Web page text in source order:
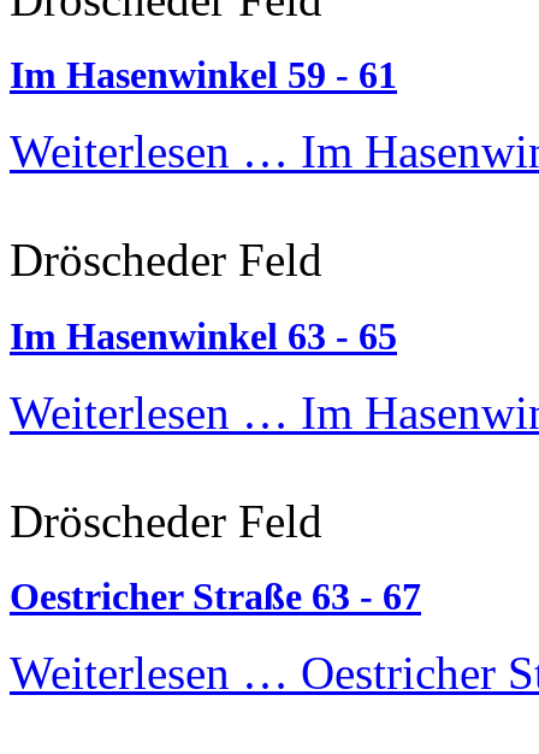
Im Hasenwinkel 59 - 61
Weiterlesen … Im
Dröscheder Feld
Im Hasenwinkel 63 - 65
Weiterlesen … Im
Dröscheder Feld
Oestricher Straße 63 - 67
Weiterlesen … Oestricher